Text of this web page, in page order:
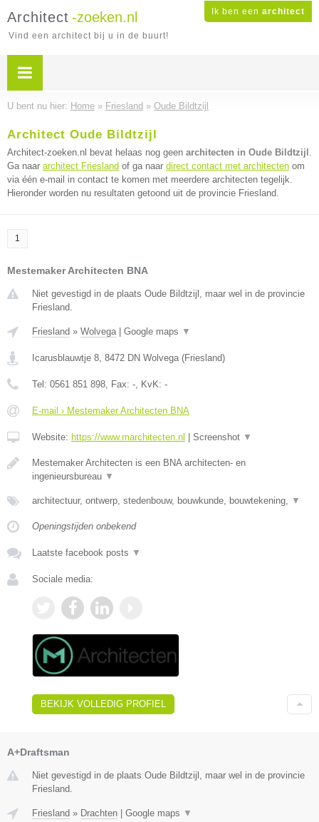
Ik ben een architect
Architect -zoeken.nl
Vind een architect bij u in de buurt!
U bent nu hier: Home » Friesland » Oude Bildtzijl
Architect Oude Bildtzijl
Architect-zoeken.nl bevat helaas nog geen architecten in Oude Bildtzijl .
Ga naar architect Friesland of ga naar direct contact met architecten om
via één e-mail in contact te komen met meerdere architecten tegelijk.
Hieronder worden nu resultaten getoond uit de provincie Friesland.
1
Mestemaker Architecten BNA
Niet gevestigd in de plaats Oude Bildtzijl, maar wel in de provincie
Friesland.
Friesland » Wolvega| Google maps ▼
Icarusblauwtje 8, 8472 DN Wolvega(Friesland)
Tel: 0561 851 898, Fax: -, KvK: -
E-mail › Mestemaker Architecten BNA
Website: https://www.marchitecten.nl Screenshot ▼
Mestemaker Architecten is een BNA architecten- en
ingenieursbureau ▼
architectuur, ontwerp, stedenbouw, bouwkunde, bouwtekening, ▼
Openingstijden onbekend
Laatste facebook posts ▼
Sociale media:
BEKIJK VOLLEDIG PROFIEL
A+Draftsman
Niet gevestigd in de plaats Oude Bildtzijl, maar wel in de provincie
Friesland.
Friesland » Drachten Google maps ▼